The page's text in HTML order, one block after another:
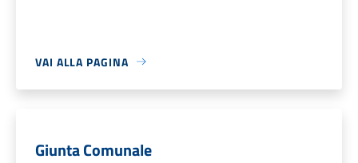
VAI ALLA PAGINA
Giunta Comunale